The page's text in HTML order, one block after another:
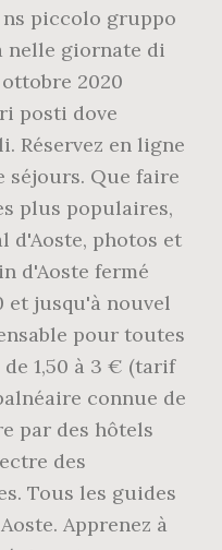
piccolo gruppo
nelle giornate di
ottobre 2020
posti dove
Réservez en ligne
séjours. Que faire
plus populaires,
d'Aoste, photos et
d'Aoste fermé
et jusqu'à nouvel
pour toutes
1,50 à 3 € (tarif
connue de
par des hôtels
des
Tous les guides
Apprenez à